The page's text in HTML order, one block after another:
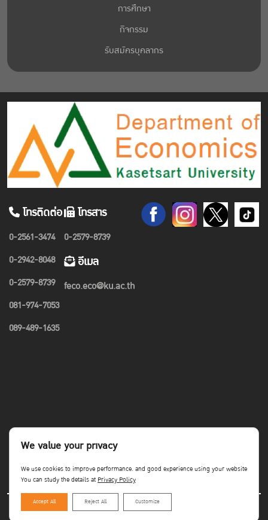
การศึกษา
กิจกรรม
รับสมัครบุคลากร
โทรติดต่อ
0-2561-3474
0-2942-8048
0-2579-8739
081-974-7053
089-489-1635
โทรสาร
0-2579-8739
อีเมล
feco.eco@ku.ac.th
Copyright©Faculty of Economics KU
We value your privacy
We use cookies to improve performance. and good experience using your website
You can study the details atPrivacy Policy
Accept All Reject All Customize